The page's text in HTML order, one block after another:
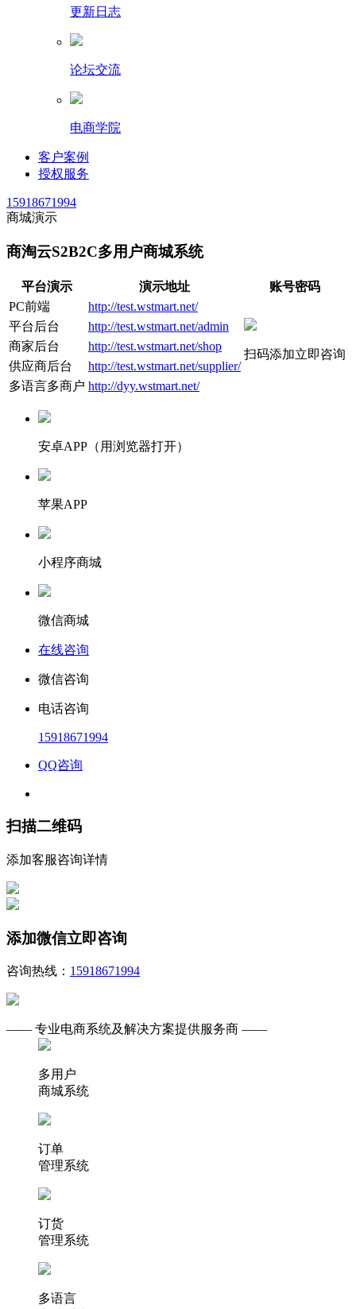
更新日志
论坛交流
电商学院
客户案例
授权服务
15918671994
商城演示
商淘云S2B2C多用户商城系统
平台演示 演示地址
账号密码
PC前端
http://test.wstmart.net/
扫码添加立即咨询
平台后台
http://test.wstmart.net/admin
商家后台
http://test.wstmart.net/shop
供应商后台
http://test.wstmart.net/supplier/
多语言多商户 http://dyy.wstmart.net/
安卓APP（用浏览器打开）
苹果APP
小程序商城
微信商城
在线咨询
微信咨询
电话咨询
15918671994
QQ咨询
扫描二维码
添加客服咨询详情
添加微信立即咨询
咨询热线： 15918671994
—— 专业电商系统及解决方案提供服务商 ——
多用户
商城系统
订单
管理系统
订货
管理系统
多语言